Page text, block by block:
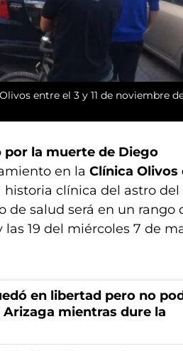
entre el 3 y 11 de noviembre
por la muerte de Diego
en la Clínica Olivos
historia clínica del astro del
salud será en un rango
19 del miércoles 7 de
en libertad pero no
Arizaga mientras dure la